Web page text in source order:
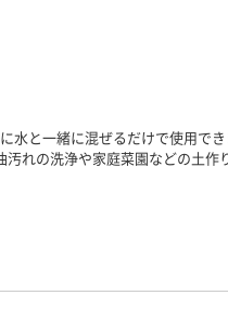
水と一緒に混ぜるだけで使用でき
汚れの洗浄や家庭菜園などの土作